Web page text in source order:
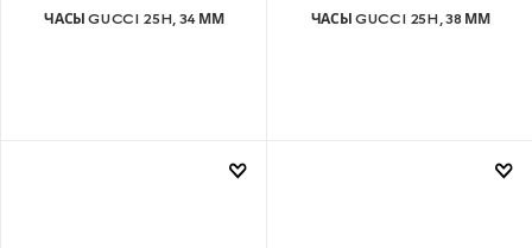
ЧАСЫ GUCCI 25H, 34 ММ ЧАСЫ GUCCI 25H, 38 ММ